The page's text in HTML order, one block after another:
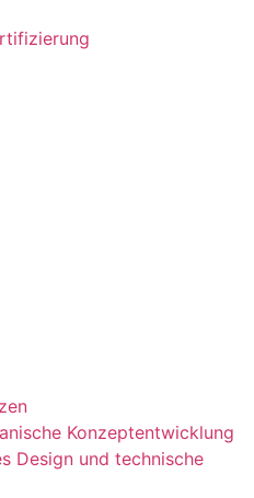
Konzeptentwicklung
Design und technische